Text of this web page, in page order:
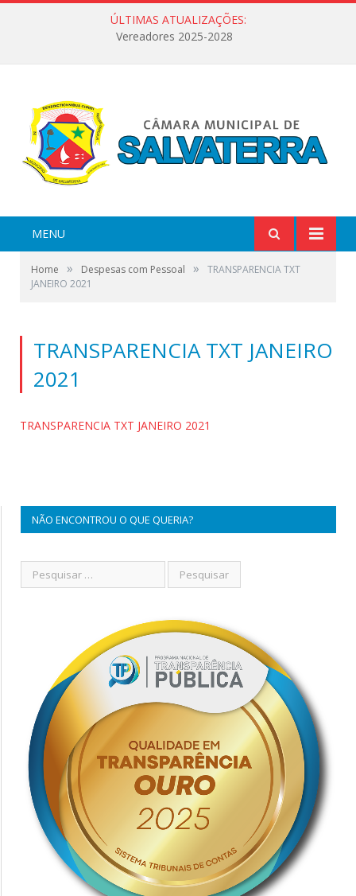
ÚLTIMAS ATUALIZAÇÕES:
Vereadores 2025-2028
MENU
Home » Despesas com Pessoal »
TRANSPARENCIA TXT
JANEIRO 2021
TRANSPARENCIA TXT JANEIRO
2021
TRANSPARENCIA TXT JANEIRO 2021
NÃO ENCONTROU O QUE QUERIA?